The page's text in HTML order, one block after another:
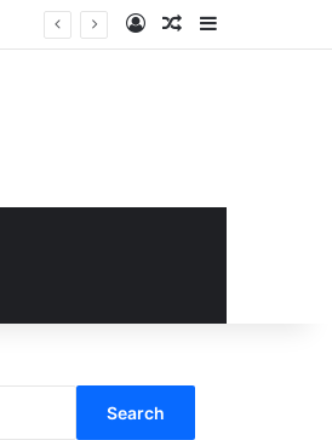
Log InRandom Article
Sidebar
Search